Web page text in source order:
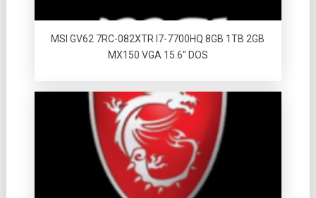
MSI GV62 7RC-082XTR I7-7700HQ 8GB 1TB 2GB
MX150 VGA 15.6″ DOS